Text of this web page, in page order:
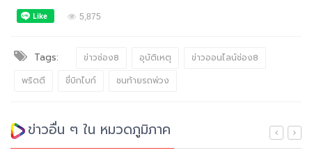
5,875
Tags: ข่าวช่อง8 อุบัติเหตุ
ข่าวออนไลน์ช่อง8
พริตตี
ขี่บิกไบก์ ชนท้ายรถพ่วง
ข่าวอื่น ๆ ใน หมวดภูมิภาค